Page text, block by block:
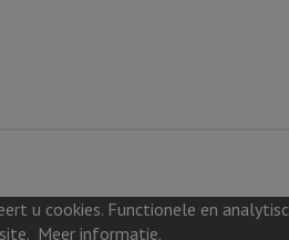
u cookies. Functionele en
Meer informatie.